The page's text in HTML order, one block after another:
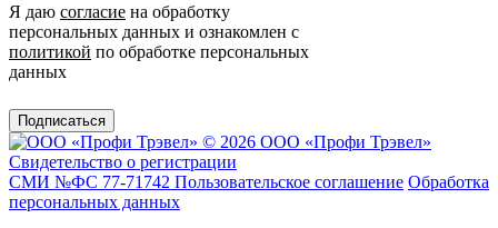
Я даю согласие на обработку
персональных данных и ознакомлен с
политикой по обработке персональных
данных
Подписаться
© 2026 ООО «Профи Трэвeл»
Свидетельство о регистрации
СМИ №ФС 77-71742 Пользовательское соглашение Обработка
персональных данных